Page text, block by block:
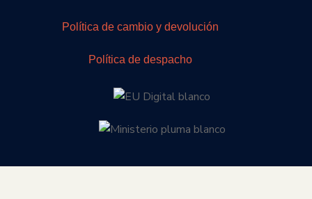
Política de cambio y devolución
Política de despacho